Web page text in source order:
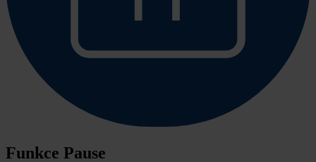
Funkce Pause